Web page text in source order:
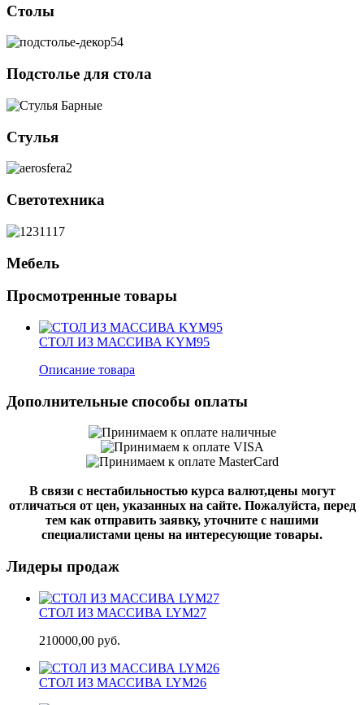
Столы
Подстолье для стола
Стулья
Светотехника
Мебель
Просмотренные товары
СТОЛ ИЗ МАССИВА KYM95
Описание товара
Дополнительные способы оплаты
В связи с нестабильностью курса валют,цены могут
отличаться от цен, указанных на сайте. Пожалуйста, перед
тем как отправить заявку, уточните с нашими
специалистами цены на интересующие товары.
Лидеры продаж
СТОЛ ИЗ МАССИВА LYM27
210000,00 руб.
СТОЛ ИЗ МАССИВА LYM26